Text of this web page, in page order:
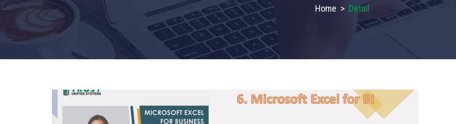
Home > Detail